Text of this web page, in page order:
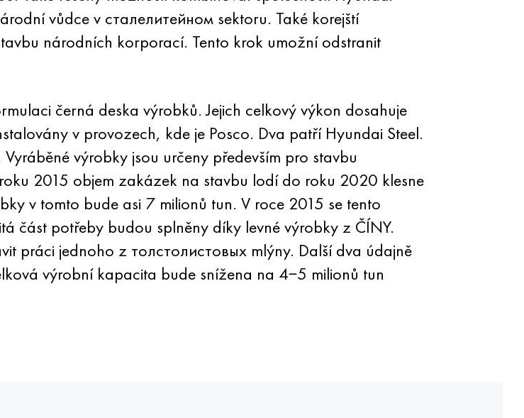
vůdce v сталелитейном sektoru. Také korejští
národních korporací. Tento krok umožní odstranit
černá deska výrobků. Jejich celkový výkon dosahuje
v provozech, kde je Posco. Dva patří Hyundai Steel.
výrobky jsou určeny především pro stavbu
2015 objem zakázek na stavbu lodí do roku 2020 klesne
v tomto bude asi 7 milionů tun. V roce 2015 se tento
část potřeby budou splněny díky levné výrobky z ČÍNY.
práci jednoho z толстолистовых mlýny. Další dva údajně
výrobní kapacita bude snížena na 4−5 milionů tun